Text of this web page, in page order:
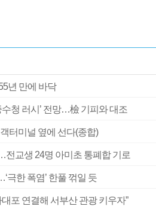
년 만에 바닥
수청 러시’ 전망…檢 기피와 대조
터미널 옆에 선다(종합)
교생 24명 아미초 통폐합 기로
극한 폭염’ 한풀 꺾일 듯
대포 연결해 서부산 관광 키우자”